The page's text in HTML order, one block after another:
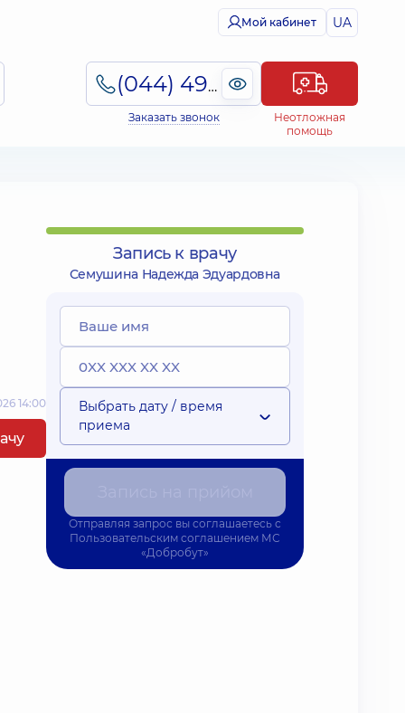
Мой кабинет UA
(044) 495-2-888
Заказать звонок
Неотложная
помощь
14:00
Запись к врачу
Семушина Надежда Эдуардовна
Выбрать дату / время
приема
Отправляя запрос вы соглашаетесь с
Пользовательским соглашением МС
«Добробут»